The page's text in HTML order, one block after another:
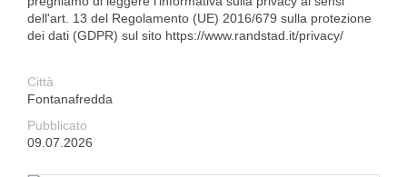
dell'art. 13 del Regolamento (UE) 2016/679 sulla protezione
dei dati (GDPR) sul sito https://www.randstad.it/privacy/
Città
Fontanafredda
Pubblicato
09.07.2026